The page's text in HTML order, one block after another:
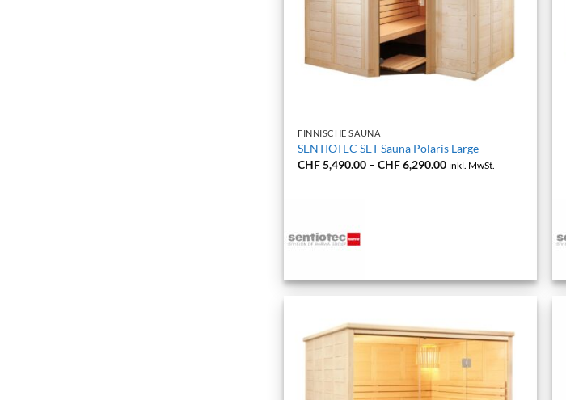
FINNISCHE SAUNA
SENTIOTEC SET Sauna Polaris Large
CHF5,490.00 –CHF6,290.00Preisspanne:
inkl. MwSt.